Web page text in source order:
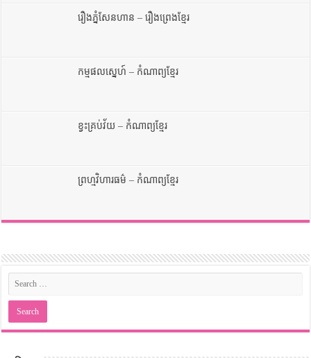
រឿងភ្នំសែនហាន – រឿងព្រេងខ្មែរ
កម្មផលស្នេហ៍ – កំណាព្យខ្មែរ
ខ្វះគ្រប់វ័យ – កំណាព្យខ្មែរ
ព្រហ្មវិហារធម៌ – កំណាព្យខ្មែរ